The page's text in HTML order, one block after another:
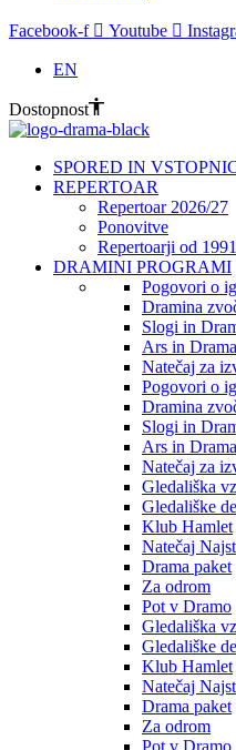
Facebook-f Youtube
EN
Dostopnost
SPORED IN
REPERTOAR
Repertoar 2026/27
Ponovitve
Repertoarji od
DRAMINI PROGRAMI
Pogovori o
Dramina
Slogi in
Ars in Drama
Natečaj za
Pogovori o
Dramina
Slogi in
Ars in Drama
Natečaj za
Gledališka
Gledališke
Klub Hamlet
Natečaj Najst
Drama paket
Za odrom
Pot v Dramo
Gledališka
Gledališke
Klub Hamlet
Natečaj Najst
Drama paket
Za odrom
Pot v Dramo